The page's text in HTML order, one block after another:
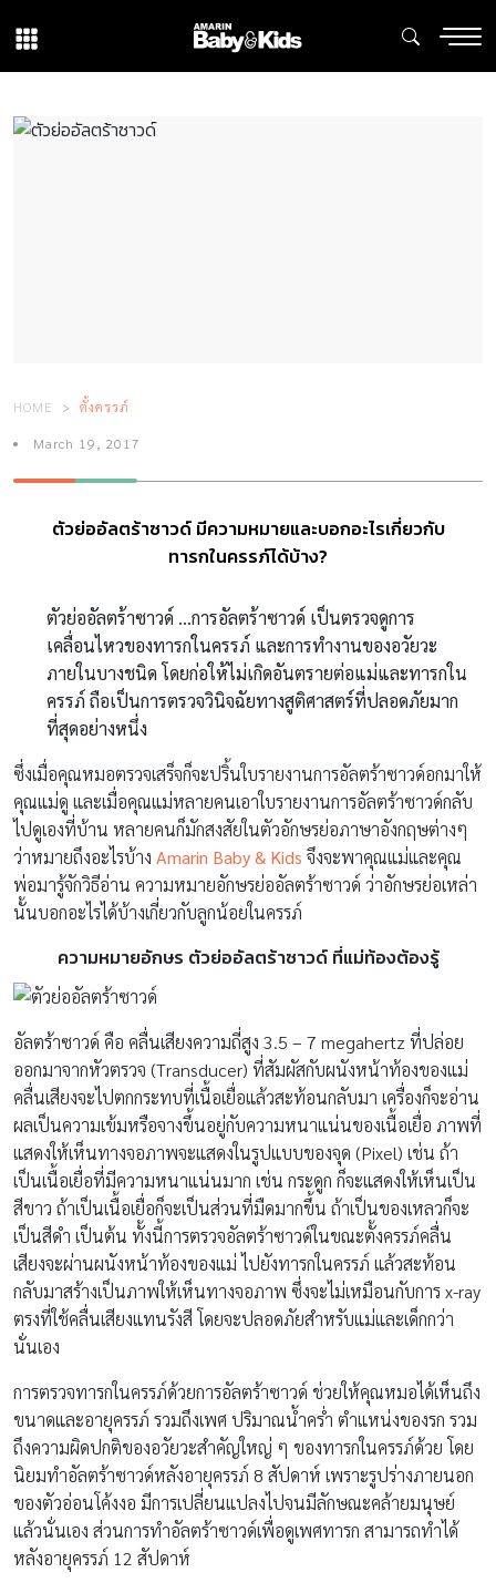
HOME ตั้งครรภ์
March 19, 2017
ตัวย่ออัลตร้าซาวด์ มีความหมายและบอกอะไรเกี่ยวกับ
ทารกในครรภ์ได้บ้าง?
ตัวย่ออัลตร้าซาวด์ …การอัลตร้าซาวด์ เป็นตรวจดูการ
เคลื่อนไหวของทารกในครรภ์ และการทำงานของอวัยวะ
ภายในบางชนิด โดยก่อให้ไม่เกิดอันตรายต่อแม่และทารกใน
ครรภ์ ถือเป็นการตรวจวินิจฉัยทางสูติศาสตร์ที่ปลอดภัยมาก
ที่สุดอย่างหนึ่ง
ซึ่งเมื่อคุณหมอตรวจเสร็จก็จะปริ้นใบรายงานการอัลตร้าซาวด์อกมาให้
คุณแม่ดู และเมื่อคุณแม่หลายคนเอาใบรายงานการอัลตร้าซาวด์กลับ
ไปดูเองที่บ้าน หลายคนก็มักสงสัยในตัวอักษรย่อภาษาอังกฤษต่างๆ
ว่าหมายถึงอะไรบ้าง Amarin Baby & Kids จึงจะพาคุณแม่และคุณ
พ่อมารู้จักวิธีอ่าน ความหมายอักษรย่ออัลตร้าซาวด์ ว่าอักษรย่อเหล่า
นั้นบอกอะไรได้บ้างเกี่ยวกับลูกน้อยในครรภ์
ความหมายอักษร ตัวย่ออัลตร้าซาวด์ ที่แม่ท้องต้องรู้
อัลตร้าซาวด์ คือ คลื่นเสียงความถี่สูง 3.5 – 7 megahertz ที่ปล่อย
ออกมาจากหัวตรวจ (Transducer) ที่สัมผัสกับผนังหน้าท้องของแม่
คลื่นเสียงจะไปตกกระทบที่เนื้อเยื่อแล้วสะท้อนกลับมา เครื่องก็จะอ่าน
ผลเป็นความเข้มหรือจางขึ้นอยู่กับความหนาแน่นของเนื้อเยื่อ ภาพที่
แสดงให้เห็นทางจอภาพจะแสดงในรูปแบบของจุด (Pixel) เช่น ถ้า
เป็นเนื้อเยื่อที่มีความหนาแน่นมาก เช่น กระดูก ก็จะแสดงให้เห็นเป็น
สีขาว ถ้าเป็นเนื้อเยื่อก็จะเป็นส่วนที่มืดมากขึ้น ถ้าเป็นของเหลวก็จะ
เป็นสีดำ เป็นต้น ทั้งนี้การตรวจอัลตร้าซาวด์ในขณะตั้งครรภ์คลื่น
เสียงจะผ่านผนังหน้าท้องของแม่ ไปยังทารกในครรภ์ แล้วสะท้อน
กลับมาสร้างเป็นภาพให้เห็นทางจอภาพ ซึ่งจะไม่เหมือนกับการ x-ray
ตรงที่ใช้คลื่นเสียงแทนรังสี โดยจะปลอดภัยสำหรับแม่และเด็กกว่า
นั่นเอง
การตรวจทารกในครรภ์ด้วยการอัลตร้าซาวด์ ช่วยให้คุณหมอได้เห็นถึง
ขนาดและอายุครรภ์ รวมถึงเพศ ปริมาณน้ำคร่ำ ตำแหน่งของรก รวม
ถึงความผิดปกติของอวัยวะสำคัญใหญ่ ๆ ของทารกในครรภ์ด้วย โดย
นิยมทำอัลตร้าซาวด์หลังอายุครรภ์ 8 สัปดาห์ เพราะรูปร่างภายนอก
ของตัวอ่อนโค้งงอ มีการเปลี่ยนแปลงไปจนมีลักษณะคล้ายมนุษย์
แล้วนั่นเอง ส่วนการทำอัลตร้าซาวด์เพื่อดูเพศทารก สามารถทำได้
หลังอายุครรภ์ 12 สัปดาห์